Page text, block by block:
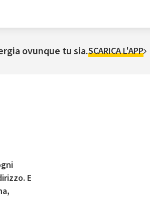
ovunque tu sia.SCARICA L'APP
E